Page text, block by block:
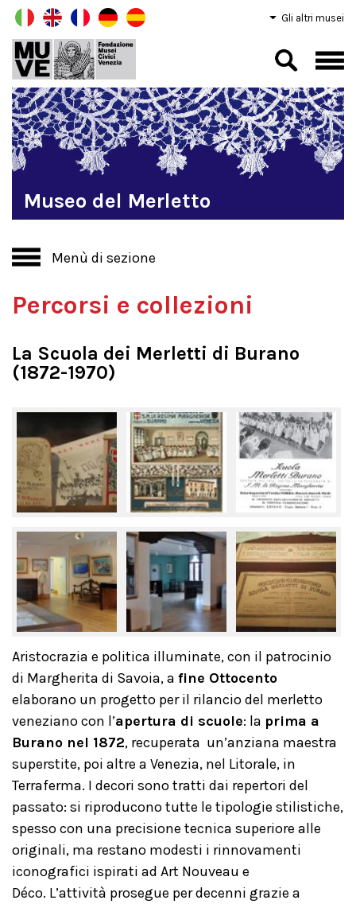
Gli altri musei
Museo del Merletto
Menù di sezione
Percorsi e collezioni
La Scuola dei Merletti di Burano
(1872-1970)
Aristocrazia e politica illuminate, con il patrocinio
di Margherita di Savoia, a fine Ottocento
elaborano un progetto per il rilancio del merletto
veneziano con l’apertura di scuole: la prima a
Burano nel 1872, recuperata un’anziana maestra
superstite, poi altre a Venezia, nel Litorale, in
Terraferma. I decori sono tratti dai repertori del
passato: si riproducono tutte le tipologie stilistiche,
spesso con una precisione tecnica superiore alle
originali, ma restano modesti i rinnovamenti
iconografici ispirati ad Art Nouveau e
Déco. L’attività prosegue per decenni grazie a